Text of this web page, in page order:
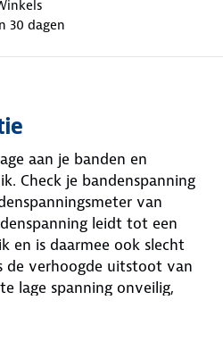
30 dagen
aan je banden en
Check je bandenspanning
van
leidt tot een
en is daarmee ook slecht
de verhoogde uitstoot van
lage spanning onveilig,
die 25 procent te laag